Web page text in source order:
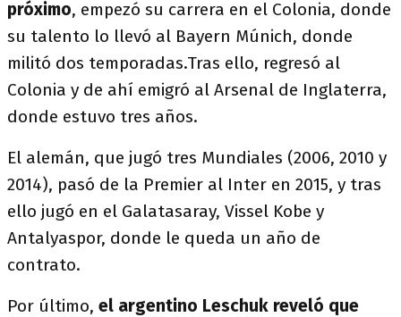
próximo, empezó su carrera en el Colonia, donde
su talento lo llevó al Bayern Múnich, donde
militó dos temporadas.Tras ello, regresó al
Colonia y de ahí emigró al Arsenal de Inglaterra,
donde estuvo tres años.
El alemán, que jugó tres Mundiales (2006, 2010 y
2014), pasó de la Premier al Inter en 2015, y tras
ello jugó en el Galatasaray, Vissel Kobe y
Antalyaspor, donde le queda un año de
contrato.
Por último, el argentino Leschuk reveló que